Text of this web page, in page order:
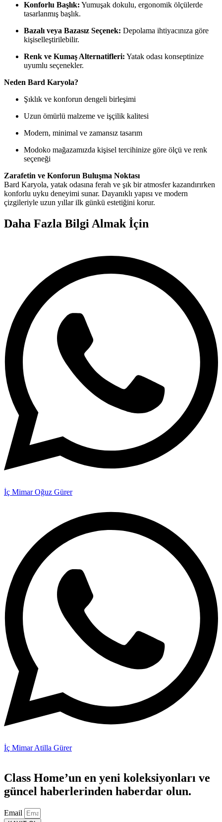
Konforlu Başlık: Yumuşak dokulu, ergonomik ölçülerde
tasarlanmış başlık.
Bazalı veya Bazasız Seçenek: Depolama ihtiyacınıza göre
kişiselleştirilebilir.
Renk ve Kumaş Alternatifleri: Yatak odası konseptinize
uyumlu seçenekler.
Neden Bard Karyola?
Şıklık ve konforun dengeli birleşimi
Uzun ömürlü malzeme ve işçilik kalitesi
Modern, minimal ve zamansız tasarım
Modoko mağazamızda kişisel tercihinize göre ölçü ve renk
seçeneği
Zarafetin ve Konforun Buluşma Noktası
Bard Karyola, yatak odasına ferah ve şık bir atmosfer kazandırırken
konforlu uyku deneyimi sunar. Dayanıklı yapısı ve modern
çizgileriyle uzun yıllar ilk günkü estetiğini korur.
Daha Fazla Bilgi Almak İçin
İç Mimar Oğuz Gürer
İç Mimar Atilla Gürer
Class Home’un en yeni koleksiyonları ve
güncel haberlerinden haberdar olun.
Email